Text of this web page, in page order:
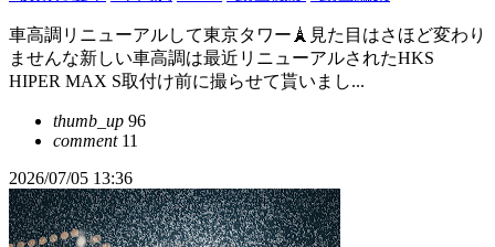
車高調リニューアルして東京タワー🗼見た目はさほど変わり
ませんな新しい車高調は最近リニューアルされたHKS
HIPER MAX S取付け前に撮らせて貰いまし...
thumb_up 96
comment11
2026/07/05 13:36